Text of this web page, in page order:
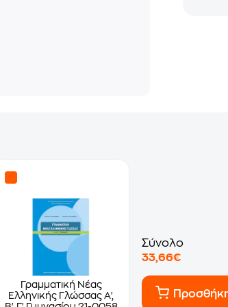
Γραμματική Νέας
Ελληνικής Γλώσσας Α',
Σύνολο
33,66€